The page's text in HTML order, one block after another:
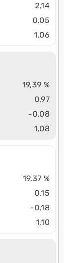
2,14
0,05
1,06
19,39 %
0,97
-0,08
1,08
19,37 %
0,15
-0,18
1,10